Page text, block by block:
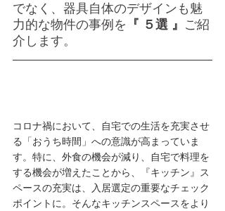
でなく、器具自体のデザインも魅
力的な物件の事例を 『 ５選 』 ご紹
介します。
コロナ禍において、自宅での生活を充実させ
る「おうち時間」への意識が高まっていま
す。特に、外食の機会が減り、自宅で料理を
する機会が増えたことから、『キッチン』ス
ペースの充実は、入居選定の重要なチェック
ポイントに。そんなキッチンスペースをより